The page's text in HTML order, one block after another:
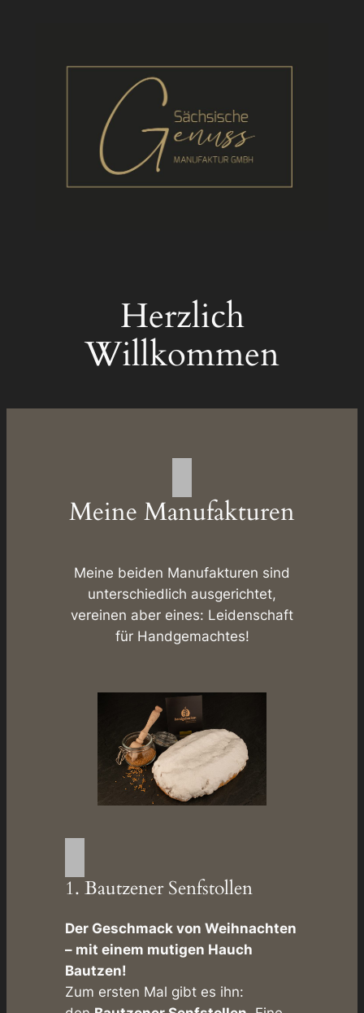
Herzlich
Willkommen
Meine Manufakturen
Meine beiden Manufakturen sind
unterschiedlich ausgerichtet,
vereinen aber eines: Leidenschaft
für Handgemachtes!
1. Bautzener Senfstollen
Der Geschmack von Weihnachten
– mit einem mutigen Hauch
Bautzen!
Zum ersten Mal gibt es ihn: